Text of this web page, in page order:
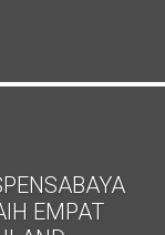
EMPAT